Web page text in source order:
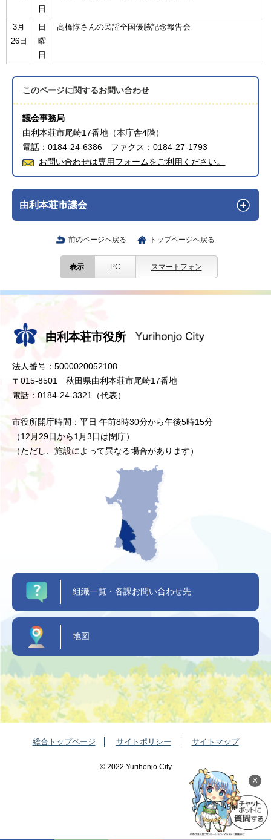
日
3月
26日
日
曜
日
高橋惇さんの民謡全国優勝記念報告会
このページに関するお問い合わせ
議会事務局
由利本荘市尾崎17番地（本庁舎4階）
電話：0184-24-6386 ファクス：0184-27-1793
お問い合わせは専用フォームをご利用ください。
由利本荘市議会
前のページへ戻る トップページへ戻る
表示 PC スマートフォン
×
由利本荘市役所
法人番号：5000020052108
〒015-8501 秋田県由利本荘市尾崎17番地
電話：0184-24-3321（代表）
市役所開庁時間：平日 午前8時30分から午後5時15分
（12月29日から1月3日は閉庁）
（ただし、施設によって異なる場合があります）
組織一覧・各課お問い合わせ先
地図
総合トップページ サイトポリシー サイトマップ
©️ 2022 Yurihonjo City